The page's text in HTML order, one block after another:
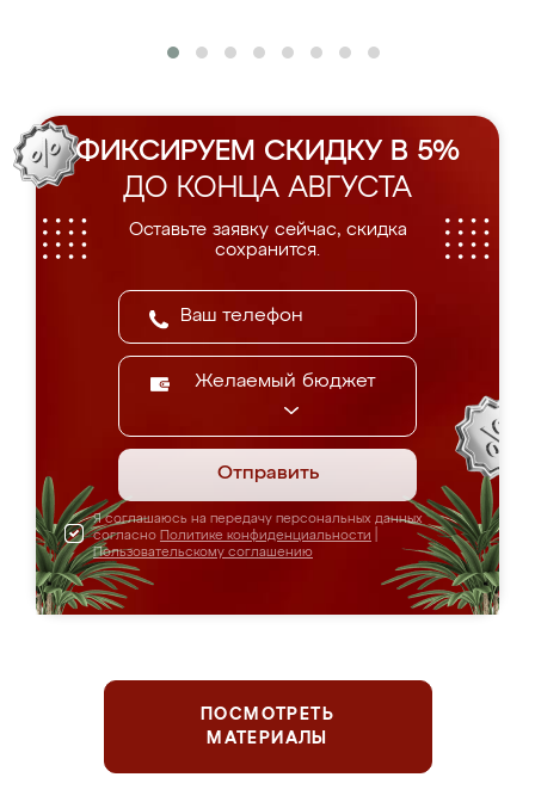
ФИКСИРУЕМ СКИДКУ В 5%
ДО КОНЦА АВГУСТА
Оставьте заявку сейчас, скидка
сохранится.
Желаемый бюджет
Отправить
Я соглашаюсь на передачу персональных данных
согласно Политике конфиденциальности
Пользовательскому соглашению
ПОСМОТРЕТЬ
МАТЕРИАЛЫ